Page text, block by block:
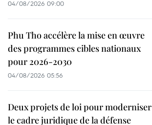
04/08/2026 09:00
Phu Tho accélère la mise en œuvre
des programmes cibles nationaux
pour 2026-2030
04/08/2026 05:56
Deux projets de loi pour moderniser
le cadre juridique de la défense